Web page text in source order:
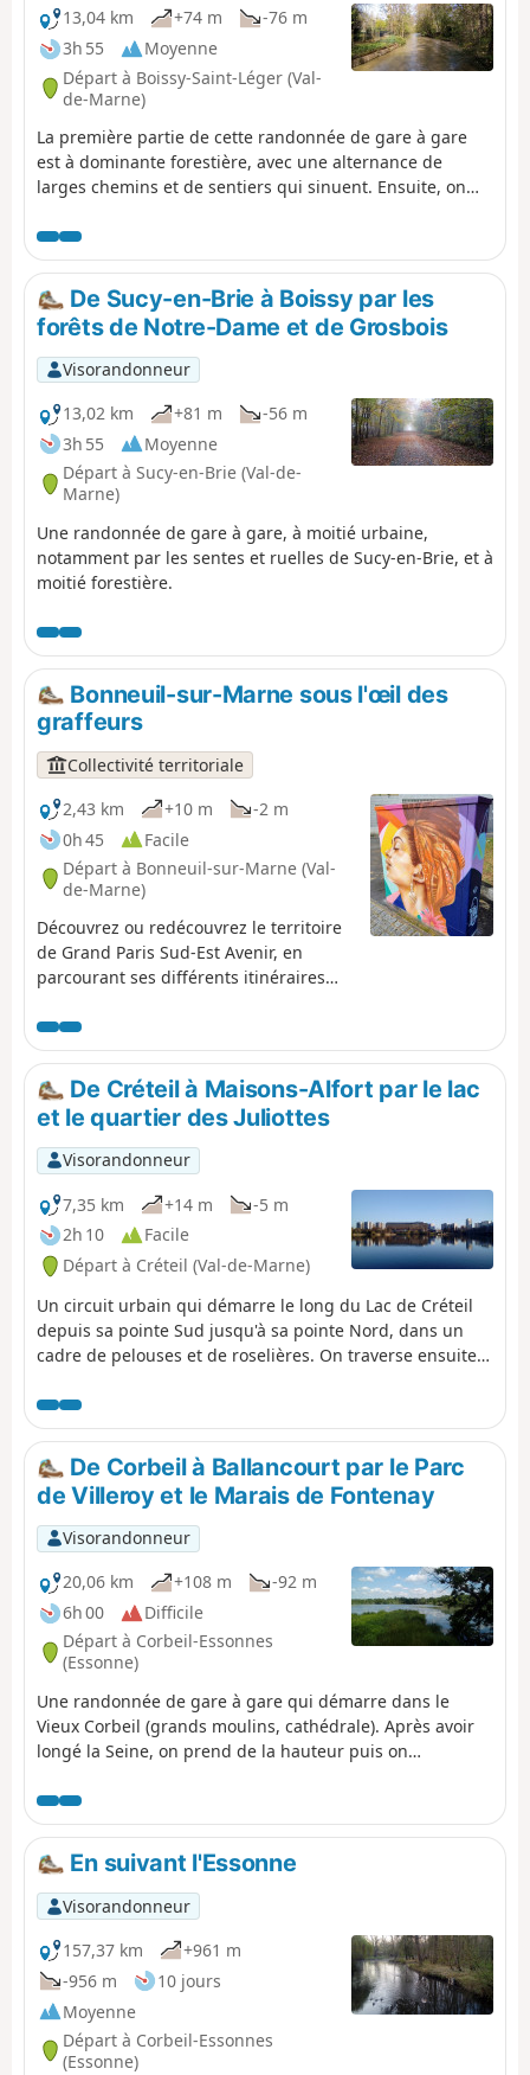
raccourcir le circuit.
13,04 km +74 m
-76 m
3h 55
Moyenne
Départ à Boissy-Saint-Léger (Val-
de-Marne)
La première partie de cette randonnée de gare à gare
est à dominante forestière, avec une alternance de
larges chemins et de sentiers qui sinuent. Ensuite, on
avec la rivière, ses bras et ses affluents.
De Sucy-en-Brie à Boissy par les
forêts de Notre-Dame et de Grosbois
Visorandonneur
13,02 km
+81 m
-56 m
3h 55
Moyenne
Départ à Sucy-en-Brie (Val-de-
Marne)
Une randonnée de gare à gare, à moitié urbaine,
notamment par les sentes et ruelles de Sucy-en-Brie, et à
moitié forestière.
Bonneuil-sur-Marne sous l'œil des
graffeurs
Collectivité territoriale
2,43 km
+10 m
-2 m
0h 45
Facile
Départ à Bonneuil-sur-Marne (Val-
de-Marne)
Découvrez ou redécouvrez le territoire
de Grand Paris Sud-Est Avenir, en
parcourant ses différents itinéraires
points d’intérêt et les richesses parfois
méconnues de nos 16 communes, aux
histoires atypiques et singulières.
De Créteil à Maisons-Alfort par le lac
et le quartier des Juliottes
Visorandonneur
7,35 km
+14 m
-5 m
2h 10
Facile
Départ à Créteil (Val-de-Marne)
Un circuit urbain qui démarre le long du Lac de Créteil
depuis sa pointe Sud jusqu'à sa pointe Nord, dans un
cadre de pelouses et de roselières. On traverse ensuite,
épis", aux tours cylindriques aux motifs originaux, et de
l'Université. La fin du parcours permet de rejoindre
Maisons-Alfort par le quartier des Juliottes.
De Corbeil à Ballancourt par le Parc
de Villeroy et le Marais de Fontenay
Visorandonneur
20,06 km
+108 m
-92 m
6h 00
Difficile
Départ à Corbeil-Essonnes
(Essonne)
Une randonnée de gare à gare qui démarre dans le
Vieux Corbeil (grands moulins, cathédrale). Après avoir
longé la Seine, on prend de la hauteur puis on
La randonnée s'achève par la traversée du Parc de
Villeroy, dans une ambiance très forestière, puis
l'exploration du Marais de Fonteanay et ses observatoires
à oiseaux.
En suivant l'Essonne
Visorandonneur
157,37 km
+961 m
-956 m
10 jours
Moyenne
Départ à Corbeil-Essonnes
(Essonne)